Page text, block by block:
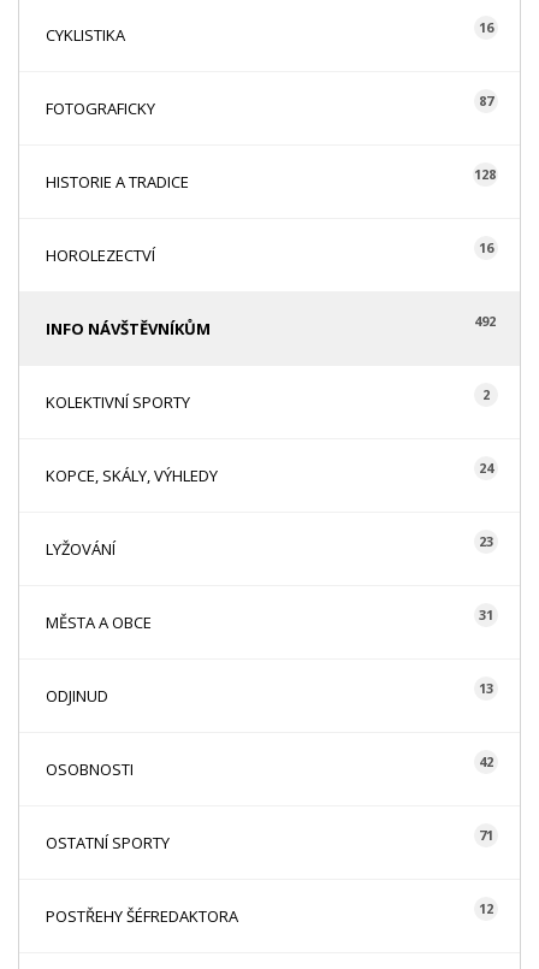
CYKLISTIKA 16
FOTOGRAFICKY 87
HISTORIE A TRADICE 128
HOROLEZECTVÍ 16
INFO NÁVŠTĚVNÍKŮM 492
KOLEKTIVNÍ SPORTY 2
KOPCE, SKÁLY, VÝHLEDY 24
LYŽOVÁNÍ 23
MĚSTA A OBCE 31
ODJINUD 13
OSOBNOSTI 42
OSTATNÍ SPORTY 71
POSTŘEHY ŠÉFREDAKTORA 12